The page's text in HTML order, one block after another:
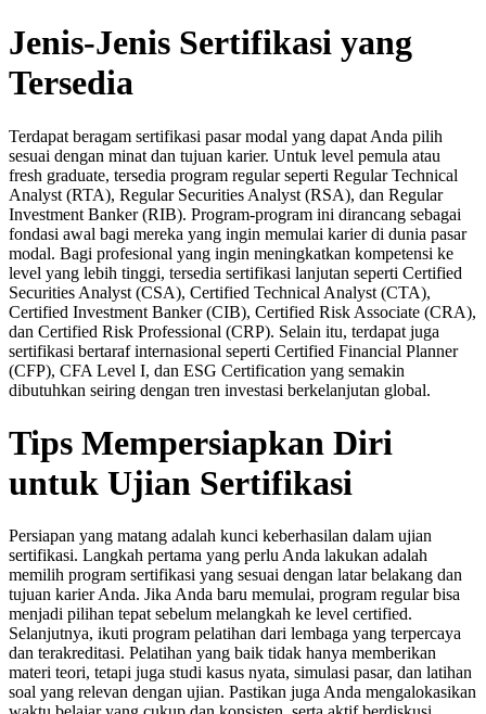
Jenis-Jenis Sertifikasi yang
Tersedia
Terdapat beragam sertifikasi pasar modal yang dapat Anda pilih
sesuai dengan minat dan tujuan karier. Untuk level pemula atau
fresh graduate, tersedia program regular seperti Regular Technical
Analyst (RTA), Regular Securities Analyst (RSA), dan Regular
Investment Banker (RIB). Program-program ini dirancang sebagai
fondasi awal bagi mereka yang ingin memulai karier di dunia pasar
modal. Bagi profesional yang ingin meningkatkan kompetensi ke
level yang lebih tinggi, tersedia sertifikasi lanjutan seperti Certified
Securities Analyst (CSA), Certified Technical Analyst (CTA),
Certified Investment Banker (CIB), Certified Risk Associate (CRA),
dan Certified Risk Professional (CRP). Selain itu, terdapat juga
sertifikasi bertaraf internasional seperti Certified Financial Planner
(CFP), CFA Level I, dan ESG Certification yang semakin
dibutuhkan seiring dengan tren investasi berkelanjutan global.
Tips Mempersiapkan Diri
untuk Ujian Sertifikasi
Persiapan yang matang adalah kunci keberhasilan dalam ujian
sertifikasi. Langkah pertama yang perlu Anda lakukan adalah
memilih program sertifikasi yang sesuai dengan latar belakang dan
tujuan karier Anda. Jika Anda baru memulai, program regular bisa
menjadi pilihan tepat sebelum melangkah ke level certified.
Selanjutnya, ikuti program pelatihan dari lembaga yang terpercaya
dan terakreditasi. Pelatihan yang baik tidak hanya memberikan
materi teori, tetapi juga studi kasus nyata, simulasi pasar, dan latihan
soal yang relevan dengan ujian. Pastikan juga Anda mengalokasikan